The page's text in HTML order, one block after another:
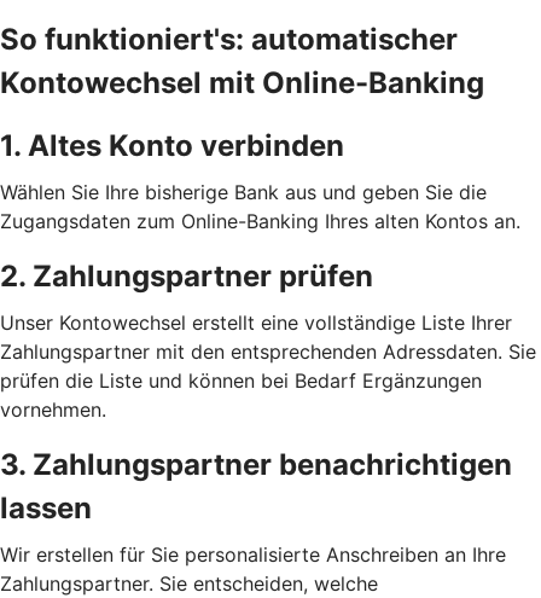
So funktioniert's: automatischer
Kontowechsel mit Online-Banking
1. Altes Konto verbinden
Wählen Sie Ihre bisherige Bank aus und geben Sie die
Zugangsdaten zum Online-Banking Ihres alten Kontos an.
2. Zahlungspartner prüfen
Unser Kontowechsel erstellt eine vollständige Liste Ihrer
Zahlungspartner mit den entsprechenden Adressdaten. Sie
prüfen die Liste und können bei Bedarf Ergänzungen
vornehmen.
3. Zahlungspartner benachrichtigen
lassen
Wir erstellen für Sie personalisierte Anschreiben an Ihre
Zahlungspartner. Sie entscheiden, welche